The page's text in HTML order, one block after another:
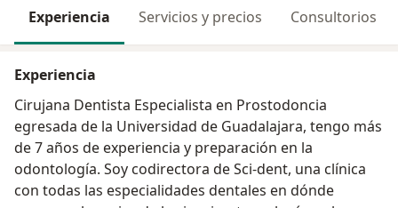
Experiencia Servicios y precios Consultorios
Experiencia
Cirujana Dentista Especialista en Prostodoncia
egresada de la Universidad de Guadalajara, tengo más
de 7 años de experiencia y preparación en la
odontología. Soy codirectora de Sci-dent, una clínica
con todas las especialidades dentales en dónde